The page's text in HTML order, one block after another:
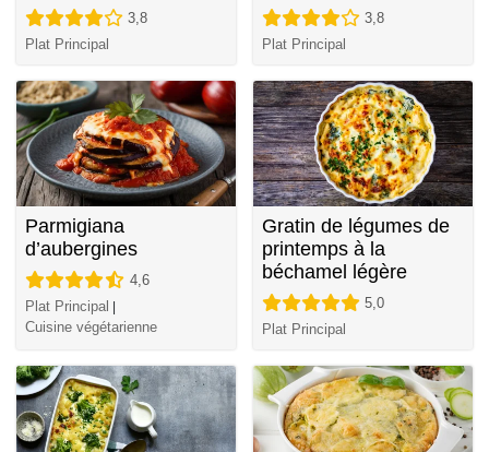
3,8
Plat Principal
3,8
Plat Principal
Parmigiana
d’aubergines
4,6
Plat Principal |
Cuisine végétarienne
Gratin de légumes de
printemps à la
béchamel légère
5,0
Plat Principal